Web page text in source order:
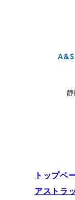
トップペ
アストラ